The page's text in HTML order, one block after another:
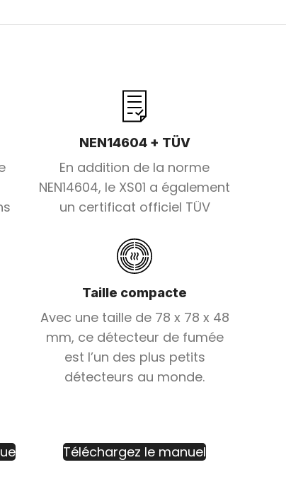
NEN14604 + TÜV
En addition de la norme
NEN14604, le XS01 a également
un certificat officiel TÜV
Taille compacte
Avec une taille de 78 x 78 x 48
mm, ce détecteur de fumée
est l’un des plus petits
détecteurs au monde.
Téléchargez le manuel